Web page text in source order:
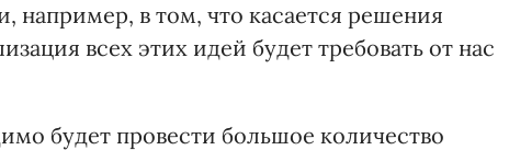
например, в том, что касается решения
всех этих идей будет требовать от нас
будет провести большое количество